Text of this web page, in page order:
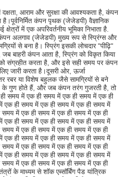
आराम और सुरक्षा की आवश्यकता है, कंपन
कंपन पृथक (जेजेडपी) वैज्ञानिक
में एक अपरिवर्तनीय भूमिका निभाता है.
कंपन अलगाव (जेजेडपी) मुख्य रूप से स्प्रिंग्स और
से बना है। स्प्रिंग इसकी लोचदार "पीढ़ि"
बाहरी कंपन आता है, स्प्रिंग को विकृत किया
संग्रहीत करता है, और इसे सही समय पर कंपन
जारी करता है।दूसरी ओर, ऊर्जा
रबर या विशेष बहुलक जैसे सामग्रियों से बने
के गुण होते हैं, और जब कंपन तरंग गुजरती है, तो
समय में एक ही समय में एक ही समय में एक ही
एक ही समय में एक ही समय में एक ही समय में
में एक ही समय में एक ही समय में एक ही
एक ही समय में एक ही समय में एक ही समय में
में एक ही समय में एक ही समय में एक ही
एक ही समय में एक ही समय में एक ही समय में
में एक ही समय में एक ही समय में एक ही
एक ही समय में एक ही समय में एक ही समय में
में एक ही समय में एक ही समय में एक ही
के माध्यम से शॉक एब्सॉर्बिंग पैड यांत्रिक